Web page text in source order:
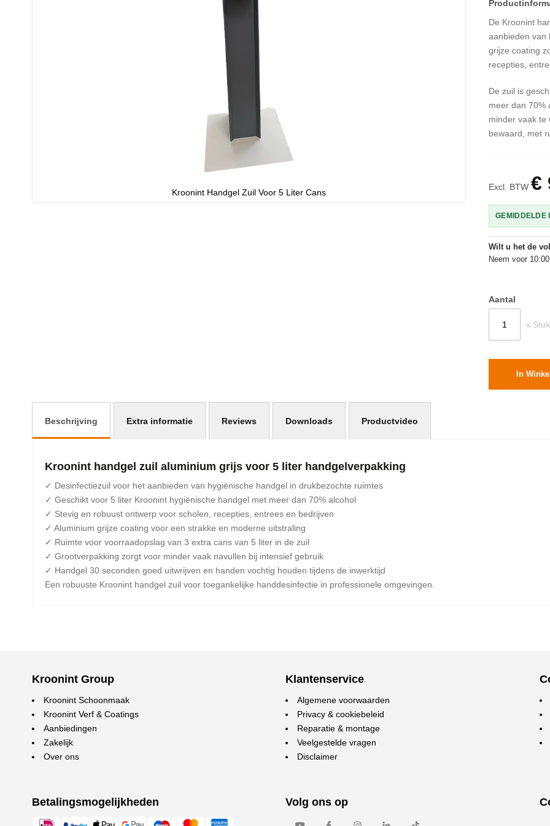
De Kroonint
aanbieden van
grijze coating
recepties,
De zuil is
meer dan 70%
minder vaak te
bewaard, met
Excl. BTW €
GEMIDDELDE
Wilt u het de
Neem voor
Aantal
x Stuk
In
Kroonint Handgel Zuil Voor 5 Liter Cans
Beschrijving
Kroonint handgel zuil aluminium grijs voor 5 liter handgelverpakking
✓ Desinfectiezuil voor het aanbieden van hygiënische handgel in drukbezochte ruimtes
✓ Geschikt voor 5 liter Kroonint hygiënische handgel met meer dan 70% alcohol
✓ Stevig en robuust ontwerp voor scholen, recepties, entrees en bedrijven
✓ Aluminium grijze coating voor een strakke en moderne uitstraling
✓ Ruimte voor voorraadopslag van 3 extra cans van 5 liter in de zuil
✓ Grootverpakking zorgt voor minder vaak navullen bij intensief gebruik
✓ Handgel 30 seconden goed uitwrijven en handen vochtig houden tijdens de inwerktijd
Een robuuste Kroonint handgel zuil voor toegankelijke handdesinfectie in professionele omgevingen.
Extra informatie Reviews Downloads Productvideo
Kroonint Group
Kroonint Schoonmaak
Kroonint Verf & Coatings
Aanbiedingen
Zakelijk
Over ons
Betalingsmogelijkheden
Klantenservice
Algemene voorwaarden
Privacy & cookiebeleid
Reparatie & montage
Veelgestelde vragen
Disclaimer
Volg ons op